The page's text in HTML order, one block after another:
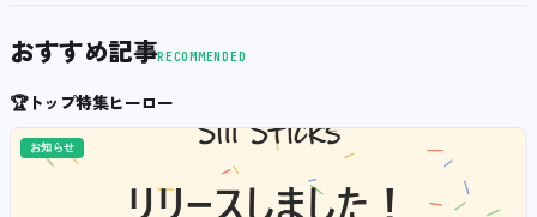
おすすめ記事RECOMMENDED
🏆トップ特集ヒーロー
お知らせ